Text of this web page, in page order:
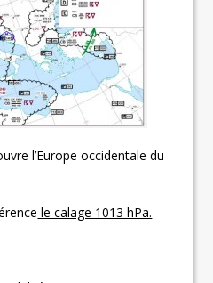
l’Europe occidentale du
le calage 1013 hPa.